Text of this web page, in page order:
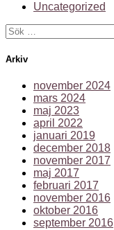
Uncategorized
Sök
efter:
Arkiv
november 2024
mars 2024
maj 2023
april 2022
januari 2019
december 2018
november 2017
maj 2017
februari 2017
november 2016
oktober 2016
september 2016